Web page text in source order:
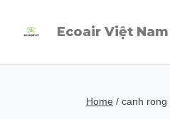
Ecoair Việt Nam
Home / canh rong